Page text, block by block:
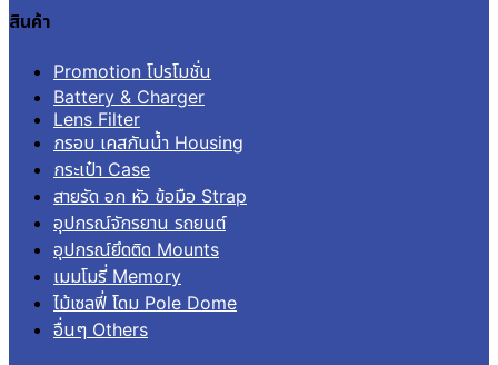
สินค้า
Promotion โปรโมชั่น
Battery & Charger
Lens Filter
กรอบ เคสกันน้ำ Housing
กระเป๋า Case
สายรัด อก หัว ข้อมือ Strap
อุปกรณ์จักรยาน รถยนต์
อุปกรณ์ยึดติด Mounts
เมมโมรี่ Memory
ไม้เซลฟี่ โดม Pole Dome
อื่นๆ Others